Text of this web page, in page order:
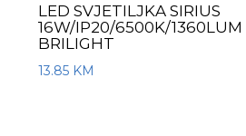
LED SVJETILJKA SIRIUS
16W/IP20/6500K/1360LUM
BRILIGHT
13.85 KM